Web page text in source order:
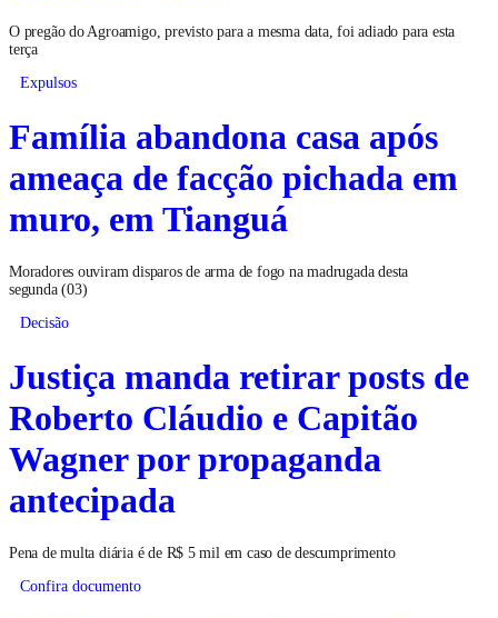
O pregão do Agroamigo, previsto para a mesma data, foi adiado para esta
terça
Expulsos
Família abandona casa após
ameaça de facção pichada em
muro, em Tianguá
Moradores ouviram disparos de arma de fogo na madrugada desta
segunda (03)
Decisão
Justiça manda retirar posts de
Roberto Cláudio e Capitão
Wagner por propaganda
antecipada
Pena de multa diária é de R$ 5 mil em caso de descumprimento
Confira documento